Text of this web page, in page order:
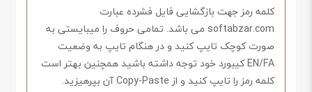
کلمه رمز جهت بازگشایی فایل فشرده عبارت
softabzar.com می باشد. تمامی حروف را میبایستی به
صورت کوچک تایپ کنید و در هنگام تایپ به وضعیت
EN/FA کیبورد خود توجه داشته باشید همچنین بهتر است
کلمه رمز را تایپ کنید و از Copy-Paste آن بپرهیزید.